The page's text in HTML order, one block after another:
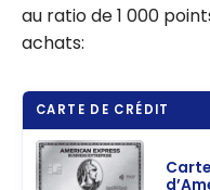
au ratio de 1 000
achats:
CARTE DE CRÉDIT